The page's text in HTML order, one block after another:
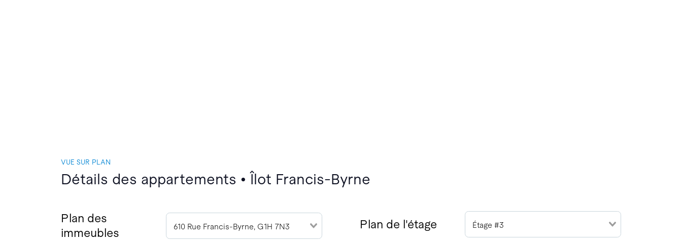
VUE SUR PLAN
Détails des appartements • Îlot Francis-Byrne
Plan des
immeubles
610 Rue Francis-Byrne, G1H 7N3 Plan de l'étage Étage #3